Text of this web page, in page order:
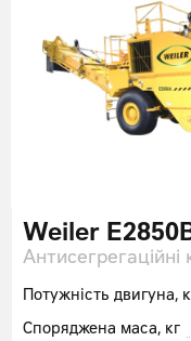
Weiler
Антисегрегаційні
Потужність двигуна,
Споряджена маса, кг